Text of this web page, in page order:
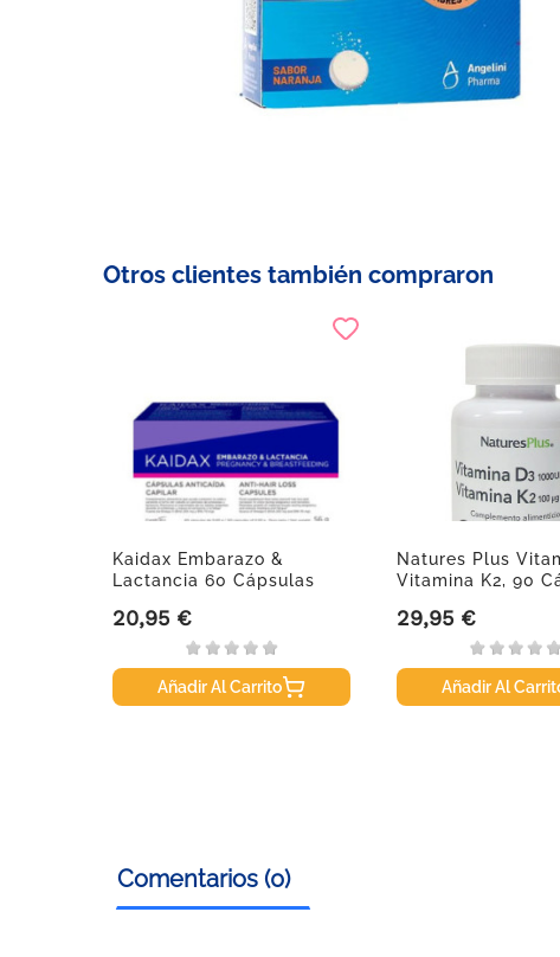
Otros clientes también compraron
Kaidax Embarazo &
Lactancia 60 Cápsulas
Precio
20,95 €
Añadir Al Carrito
Natures Plus
Vitamina K2, 90
Precio
29,95 €
Añadir Al
Comentarios (0)